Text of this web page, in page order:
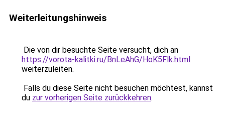
Weiterleitungshinweis
Die von dir besuchte Seite versucht, dich an
https://vorota-kalitki.ru/BnLeAhG/HoK5Flk.html
weiterzuleiten.
Falls du diese Seite nicht besuchen möchtest, kannst
du zur vorherigen Seite zurückkehren.